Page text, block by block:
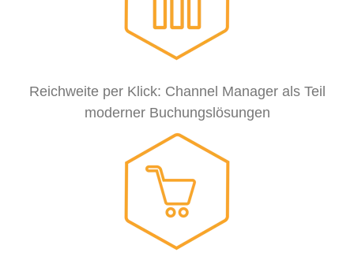
Reichweite per Klick: Channel Manager als Teil
moderner Buchungslösungen